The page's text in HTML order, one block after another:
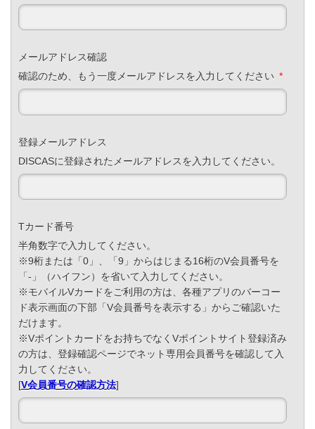
メールアドレス確認
確認のため、もう一度メールアドレスを入力してください *
登録メールアドレス
DISCASに登録されたメールアドレスを入力してください。
Tカード番号
半角数字で入力してください。
※9桁または「0」、「9」からはじまる16桁のV会員番号を
「-」（ハイフン）を省いて入力してください。
※モバイルVカードをご利用の方は、各種アプリのバーコー
ド表示画面の下部「V会員番号を表示する」からご確認いた
だけます。
※Vポイントカードをお持ちでなくVポイントサイト登録済み
の方は、登録確認ページでネット専用会員番号を確認して入
力してください。
[V会員番号の確認方法]